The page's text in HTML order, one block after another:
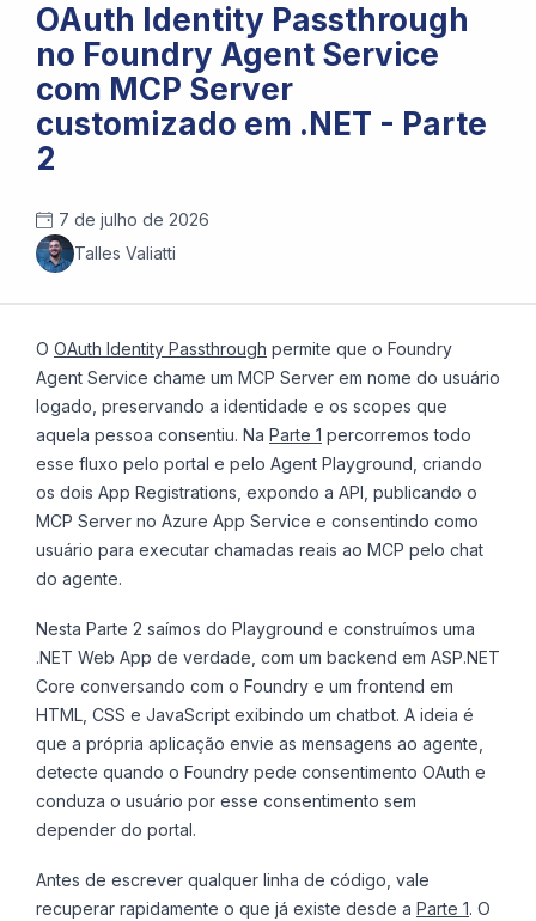
OAuth Identity Passthrough
no Foundry Agent Service
com MCP Server
customizado em .NET - Parte
2
7 de julho de 2026
Talles Valiatti
O OAuth Identity Passthrough permite que o Foundry
Agent Service chame um MCP Server em nome do usuário
logado, preservando a identidade e os scopes que
aquela pessoa consentiu. Na Parte 1 percorremos todo
esse fluxo pelo portal e pelo Agent Playground, criando
os dois App Registrations, expondo a API, publicando o
MCP Server no Azure App Service e consentindo como
usuário para executar chamadas reais ao MCP pelo chat
do agente.
Nesta Parte 2 saímos do Playground e construímos uma
.NET Web App de verdade, com um backend em ASP.NET
Core conversando com o Foundry e um frontend em
HTML, CSS e JavaScript exibindo um chatbot. A ideia é
que a própria aplicação envie as mensagens ao agente,
detecte quando o Foundry pede consentimento OAuth e
conduza o usuário por esse consentimento sem
depender do portal.
Antes de escrever qualquer linha de código, vale
recuperar rapidamente o que já existe desde a Parte 1. O